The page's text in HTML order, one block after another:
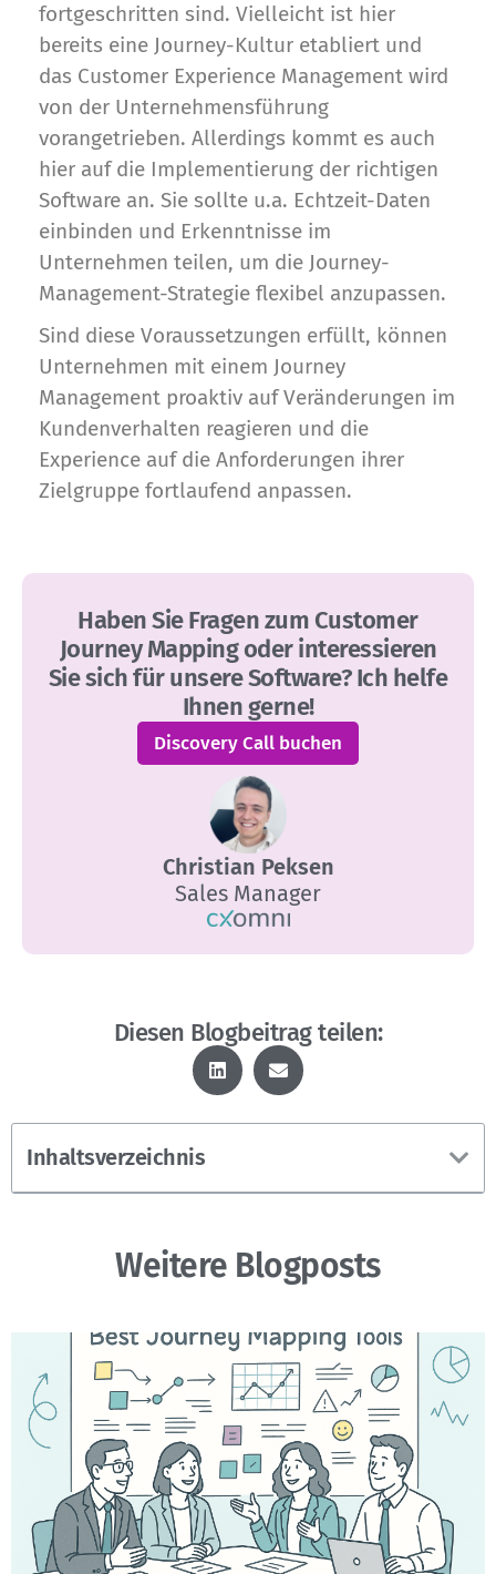
fortgeschritten sind. Vielleicht ist hier
bereits eine Journey-Kultur etabliert und
das Customer Experience Management wird
von der Unternehmensführung
vorangetrieben. Allerdings kommt es auch
hier auf die Implementierung der richtigen
Software an. Sie sollte u.a. Echtzeit-Daten
einbinden und Erkenntnisse im
Unternehmen teilen, um die Journey-
Management-Strategie flexibel anzupassen.
Sind diese Voraussetzungen erfüllt, können
Unternehmen mit einem Journey
Management proaktiv auf Veränderungen im
Kundenverhalten reagieren und die
Experience auf die Anforderungen ihrer
Zielgruppe fortlaufend anpassen.
Christian Peksen
Sales Manager
Haben Sie Fragen zum Customer
Journey Mapping oder interessieren
Sie sich für unsere Software? Ich helfe
Ihnen gerne!
Discovery Call buchen
Diesen Blogbeitrag teilen:
Inhaltsverzeichnis
Weitere Blogposts